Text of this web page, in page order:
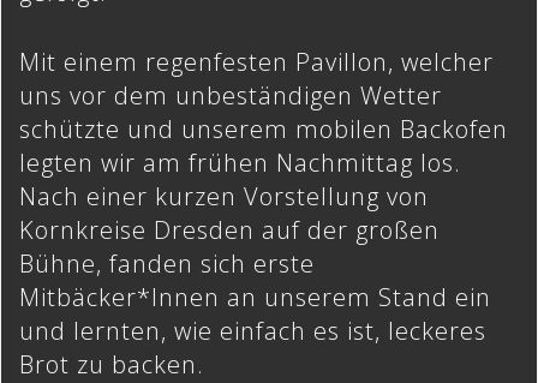
Mit einem regenfesten Pavillon, welcher
uns vor dem unbeständigen Wetter
schützte und unserem mobilen Backofen
legten wir am frühen Nachmittag los.
Nach einer kurzen Vorstellung von
Kornkreise Dresden auf der großen
Bühne, fanden sich erste
Mitbäcker*Innen an unserem Stand ein
und lernten, wie einfach es ist, leckeres
Brot zu backen.